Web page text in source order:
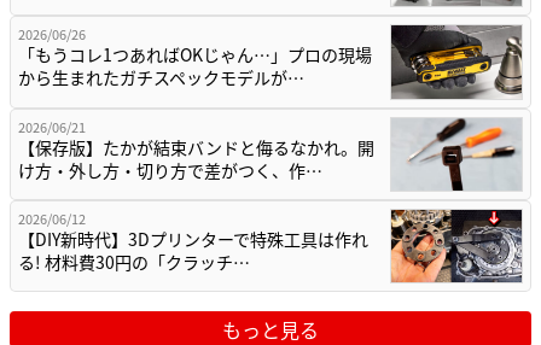
2026/06/26
「もうコレ1つあればOKじゃん…」プロの現場
から生まれたガチスペックモデルが…
2026/06/21
【保存版】たかが結束バンドと侮るなかれ。開
け方・外し方・切り方で差がつく、作…
2026/06/12
【DIY新時代】3Dプリンターで特殊工具は作れ
る! 材料費30円の「クラッチ…
もっと見る